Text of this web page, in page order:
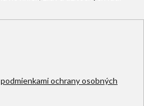
podmienkami ochrany osobných